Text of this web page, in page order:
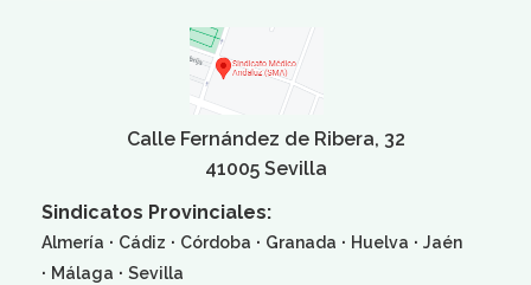
Calle Fernández de Ribera, 32
41005 Sevilla
Sindicatos Provinciales:
Almería · Cádiz · Córdoba · Granada · Huelva · Jaén
· Málaga · Sevilla